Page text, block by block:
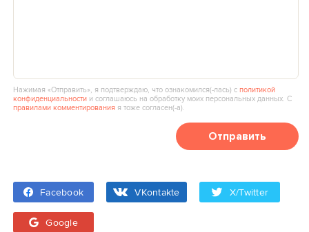
Нажимая «Отправить», я подтверждаю, что ознакомился(‑лась) сполитикой
конфиденциальности и соглашаюсь на обработку моих персональных данных. С
правилами комментирования я тоже согласен(‑а).
Отправить
Facebook VKontakte X/Twitter
Google